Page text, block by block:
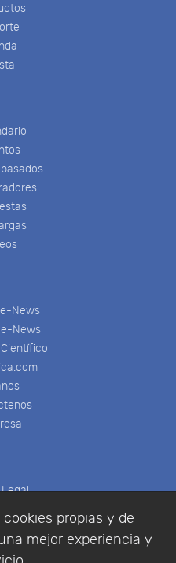
propias y de
mejor experiencia y
News
News
de compra